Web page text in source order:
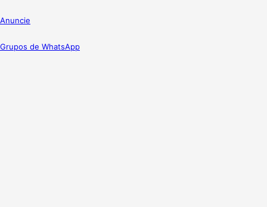
Anuncie
Grupos de WhatsApp